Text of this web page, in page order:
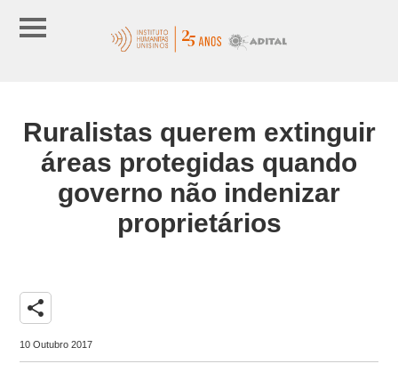
Ruralistas querem extinguir
áreas protegidas quando
governo não indenizar
proprietários
share
10 Outubro 2017